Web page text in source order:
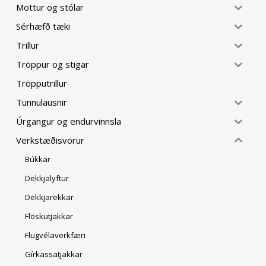
Mottur og stólar
Sérhæfð tæki
Trillur
Tröppur og stigar
Tröpputrillur
Tunnulausnir
Úrgangur og endurvinnsla
Verkstæðisvörur
Búkkar
Dekkjalyftur
Dekkjarekkar
Flöskutjakkar
Flugvélaverkfæri
Gírkassatjakkar